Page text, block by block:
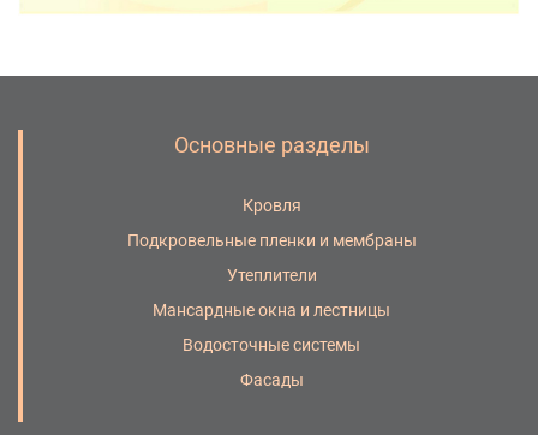
Основные разделы
Кровля
Подкровельные пленки и мембраны
Утеплители
Мансардные окна и лестницы
Водосточные системы
Фасады